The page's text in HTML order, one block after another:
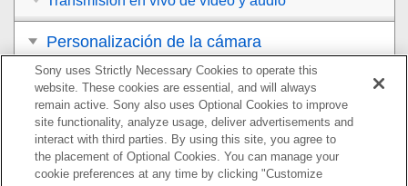
Personalización de la cámara
Visionado
Cambio de los ajustes de la cámara
Funciones disponibles con un smartphone
Sony uses Strictly Necessary Cookies to operate this
website. These cookies are essential, and will always
remain active. Sony also uses Optional Cookies to improve
site functionality, analyze usage, deliver advertisements and
interact with third parties. By using this site, you agree to
the placement of Optional Cookies. You can manage your
cookie preferences at any time by clicking "Customize